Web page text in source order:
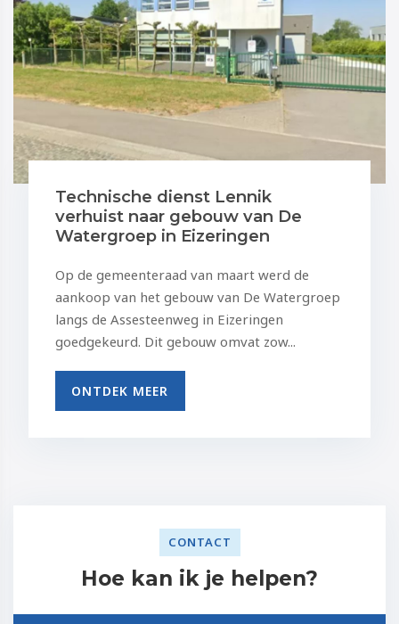
Technische dienst Lennik
verhuist naar gebouw van De
Watergroep in Eizeringen
Op de gemeenteraad van maart werd de
aankoop van het gebouw van De Watergroep
langs de Assesteenweg in Eizeringen
goedgekeurd. Dit gebouw omvat zow...
ONTDEK MEER
CONTACT
Hoe kan ik je helpen?